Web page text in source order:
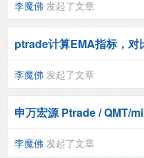
李魔佛 发起了文章
ptrade计算EMA指标，对
李魔佛 发起了文章
申万宏源 Ptrade / QMT/
李魔佛 发起了文章